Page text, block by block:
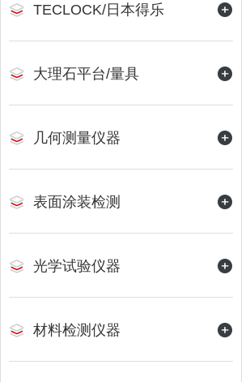
TECLOCK/日本得乐
大理石平台/量具
几何测量仪器
表面涂装检测
光学试验仪器
材料检测仪器